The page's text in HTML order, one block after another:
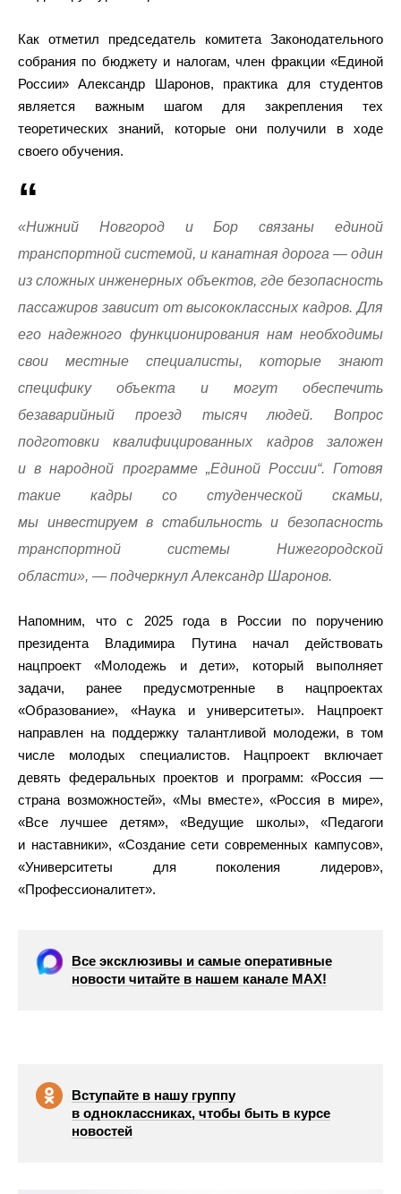
Как отметил председатель комитета Законодательного
собрания по бюджету и налогам, член фракции «Единой
России» Александр Шаронов, практика для студентов
является важным шагом для закрепления тех
теоретических знаний, которые они получили в ходе
своего обучения.
«Нижний Новгород и Бор связаны единой
транспортной системой, и канатная дорога — один
из сложных инженерных объектов, где безопасность
пассажиров зависит от высококлассных кадров. Для
его надежного функционирования нам необходимы
свои местные специалисты, которые знают
специфику объекта и могут обеспечить
безаварийный проезд тысяч людей. Вопрос
подготовки квалифицированных кадров заложен
и в народной программе „Единой России“. Готовя
такие кадры со студенческой скамьи,
мы инвестируем в стабильность и безопасность
транспортной системы Нижегородской
области», — подчеркнул Александр Шаронов.
Напомним, что с 2025 года в России по поручению
президента Владимира Путина начал действовать
нацпроект «Молодежь и дети», который выполняет
задачи, ранее предусмотренные в нацпроектах
«Образование», «Наука и университеты». Нацпроект
направлен на поддержку талантливой молодежи, в том
числе молодых специалистов. Нацпроект включает
девять федеральных проектов и программ: «Россия —
страна возможностей», «Мы вместе», «Россия в мире»,
«Все лучшее детям», «Ведущие школы», «Педагоги
и наставники», «Создание сети современных кампусов»,
«Университеты для поколения лидеров»,
«Профессионалитет».
Все эксклюзивы и самые оперативные
новости читайте в нашем канале МАХ!
Вступайте в нашу группу
в одноклассниках, чтобы быть в курсе
новостей